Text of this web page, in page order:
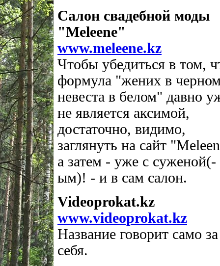
Салон свадебной моды
"Meleene"
www.meleene.kz
Чтобы убедиться в том,
формула "жених в
невеста в белом" давно
не является аксимой,
достаточно, видимо,
заглянуть на сайт
а затем - уже с суженой(-
ым)! - и в сам салон.
Videoprokat.kz
www.videoprokat.kz
Название говорит само за
себя.